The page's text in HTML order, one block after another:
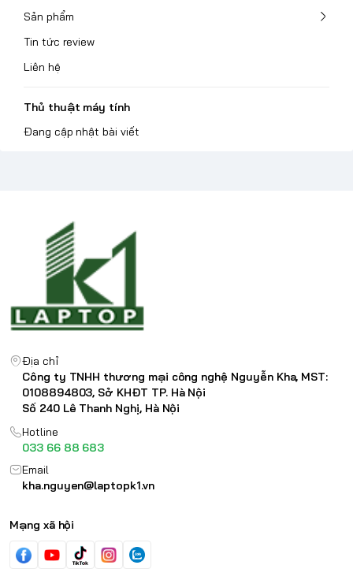
Sản phẩm
Tin tức review
Liên hệ
Thủ thuật máy tính
Đang cập nhật bài viết
Địa chỉ
Công ty TNHH thương mại công nghệ Nguyễn Kha, MST:
0108894803, Sở KHĐT TP. Hà Nội
Số 240 Lê Thanh Nghị, Hà Nội
Hotline
033 66 88 683
Email
kha.nguyen@laptopk1.vn
Mạng xã hội